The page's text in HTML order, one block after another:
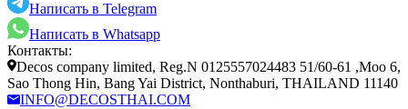
Написать в Telegram
Написать в Whatsapp
Контакты:
Decos company limited, Reg.N 0125557024483 51/60-61 ,Moo 6,
Sao Thong Hin, Bang Yai District, Nonthaburi, THAILAND 11140
INFO@DECOSTHAI.COM